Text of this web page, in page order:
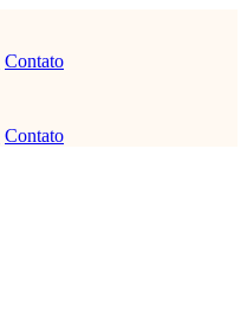
Contato
Contato